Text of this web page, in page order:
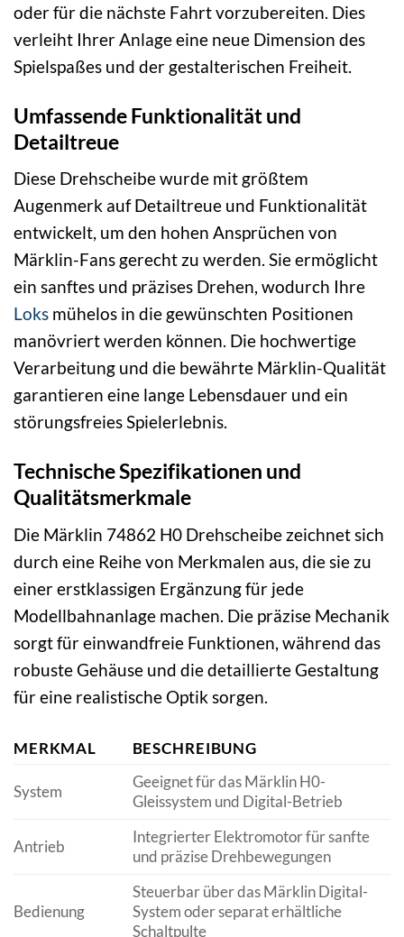
oder für die nächste Fahrt vorzubereiten. Dies
verleiht Ihrer Anlage eine neue Dimension des
Spielspaßes und der gestalterischen Freiheit.
Umfassende Funktionalität und
Detailtreue
Diese Drehscheibe wurde mit größtem
Augenmerk auf Detailtreue und Funktionalität
entwickelt, um den hohen Ansprüchen von
Märklin-Fans gerecht zu werden. Sie ermöglicht
ein sanftes und präzises Drehen, wodurch Ihre
Loks mühelos in die gewünschten Positionen
manövriert werden können. Die hochwertige
Verarbeitung und die bewährte Märklin-Qualität
garantieren eine lange Lebensdauer und ein
störungsfreies Spielerlebnis.
Technische Spezifikationen und
Qualitätsmerkmale
Die Märklin 74862 H0 Drehscheibe zeichnet sich
durch eine Reihe von Merkmalen aus, die sie zu
einer erstklassigen Ergänzung für jede
Modellbahnanlage machen. Die präzise Mechanik
sorgt für einwandfreie Funktionen, während das
robuste Gehäuse und die detaillierte Gestaltung
für eine realistische Optik sorgen.
MERKMAL BESCHREIBUNG
System
Geeignet für das Märklin H0-
Gleissystem und Digital-Betrieb
Antrieb
Integrierter Elektromotor für sanfte
und präzise Drehbewegungen
Bedienung
Steuerbar über das Märklin Digital-
System oder separat erhältliche
Schaltpulte